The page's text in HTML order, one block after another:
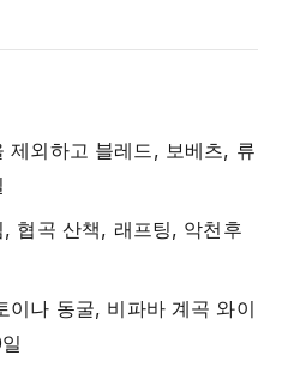
제외하고 블레드, 보베츠, 류
협곡 산책, 래프팅, 악천후
이나 동굴, 비파바 계곡 와이